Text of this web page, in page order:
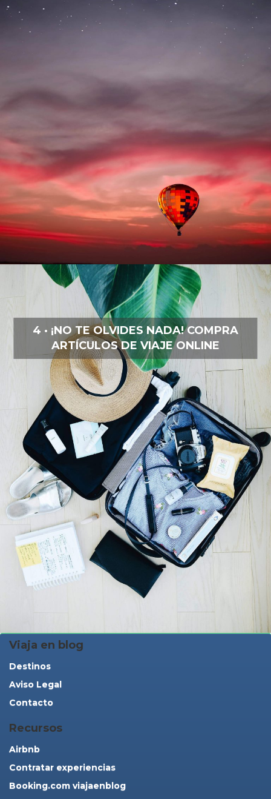
4 · ¡NO TE OLVIDES NADA! COMPRA
ARTÍCULOS DE VIAJE ONLINE
Viaja en blog
Destinos
Aviso Legal
Contacto
Recursos
Airbnb
Contratar experiencias
Booking.com viajaenblog